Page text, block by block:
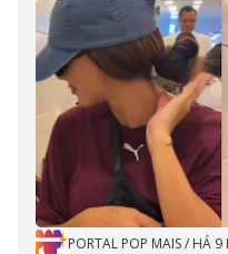
PORTAL POP MAIS/ HÁ 9